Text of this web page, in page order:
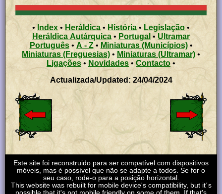
• Index • Heráldica • História • Legislação •
Heráldica Autárquica • Portugal • Ultramar
Português• A - Z• Miniaturas (Municípios)•
Miniaturas (Freguesias) • Miniaturas (Ultramar) •
Ligações • Novidades•Contacto •
Actualizada/Updated: 24/04/2024
Este site foi reconstruido para ser compatível com dispositivos
móveis, mas é possível que não se adapte a todos. Se for o
seu caso, rode-o para a posição horizontal.
This website was rebuilt for mobile device's compatibility, but it´s